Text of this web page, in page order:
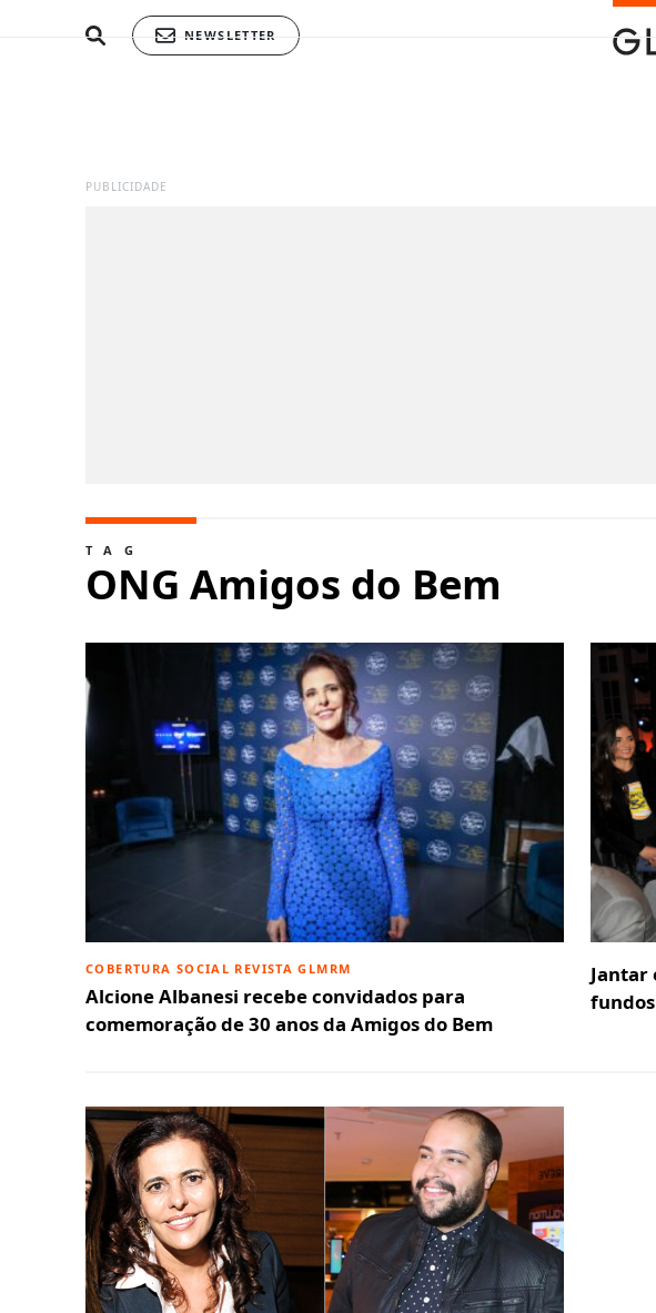
NEWSLETTER
PUBLICIDADE
TAG
ONG Amigos do Bem
COBERTURA SOCIAL REVISTA GLMRM
Alcione Albanesi recebe convidados para
comemoração de 30 anos da Amigos do Bem
Jantar